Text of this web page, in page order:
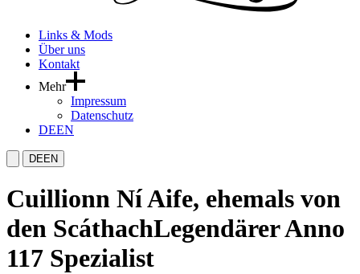
Links & Mods
Über uns
Kontakt
Mehr
Impressum
Datenschutz
DEEN
DEEN
Cuillionn Ní Aife, ehemals von
den ScáthachLegendärer Anno
117 Spezialist